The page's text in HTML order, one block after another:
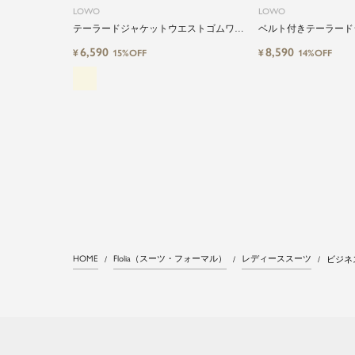
LOWO
テーラードジャケットウエストゴムワイ
¥6,590 15%OFF
LOWO
ベルト付きテーラード
¥8,590 14%OFF
HOME Flolia（スーツ・フォーマル） レディーススーツ ビジ